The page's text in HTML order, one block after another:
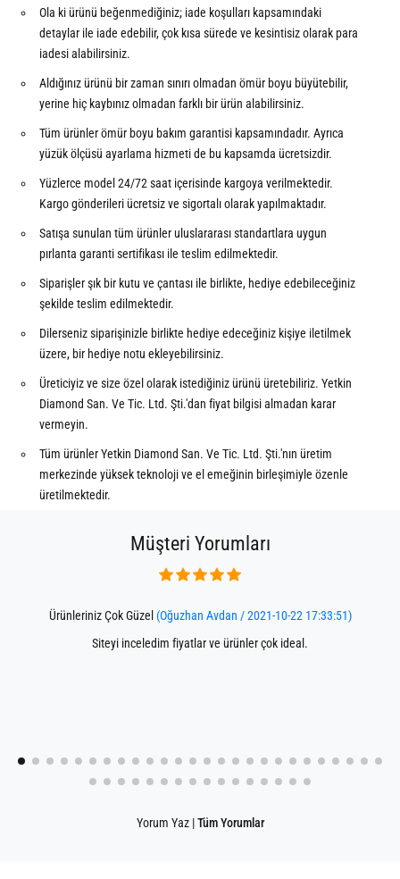
Ola ki ürünü beğenmediğiniz; iade koşulları kapsamındaki
detaylar ile iade edebilir, çok kısa sürede ve kesintisiz olarak para
iadesi alabilirsiniz.
Aldığınız ürünü bir zaman sınırı olmadan ömür boyu büyütebilir,
yerine hiç kaybınız olmadan farklı bir ürün alabilirsiniz.
Tüm ürünler ömür boyu bakım garantisi kapsamındadır. Ayrıca
yüzük ölçüsü ayarlama hizmeti de bu kapsamda ücretsizdir.
Yüzlerce model 24/72 saat içerisinde kargoya verilmektedir.
Kargo gönderileri ücretsiz ve sigortalı olarak yapılmaktadır.
Satışa sunulan tüm ürünler uluslararası standartlara uygun
pırlanta garanti sertifikası ile teslim edilmektedir.
Siparişler şık bir kutu ve çantası ile birlikte, hediye edebileceğiniz
şekilde teslim edilmektedir.
Dilerseniz siparişinizle birlikte hediye edeceğiniz kişiye iletilmek
üzere, bir hediye notu ekleyebilirsiniz.
Üreticiyiz ve size özel olarak istediğiniz ürünü üretebiliriz. Yetkin
Diamond San. Ve Tic. Ltd. Şti.'dan fiyat bilgisi almadan karar
vermeyin.
Tüm ürünler Yetkin Diamond San. Ve Tic. Ltd. Şti.'nın üretim
merkezinde yüksek teknoloji ve el emeğinin birleşimiyle özenle
üretilmektedir.
Müşteri Yorumları
Ürünleriniz Çok Güzel (Oğuzhan Avdan / 2021-10-22 17:33:51)
Siteyi inceledim fiyatlar ve ürünler çok ideal.
Yorum Yaz | Tüm Yorumlar